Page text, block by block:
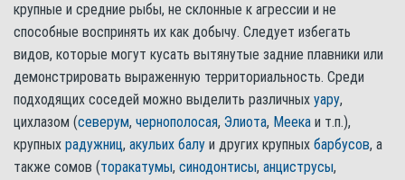
крупные и средние рыбы, не склонные к агрессии и не
способные воспринять их как добычу. Следует избегать
видов, которые могут кусать вытянутые задние плавники или
демонстрировать выраженную территориальность. Среди
подходящих соседей можно выделить различных уару,
цихлазом (северум, чернополосая, Элиота, Меека и т.п.),
крупных радужниц, акульих балу и других крупных барбусов, а
также сомов (торакатумы, синодонтисы, анциструсы,